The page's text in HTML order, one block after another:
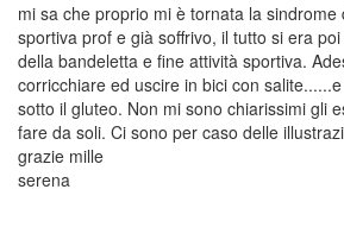
mi sa che proprio mi è tornata la sindrome
sportiva prof e già soffrivo, il tutto si era
della bandeletta e fine attività sportiva.
corricchiare ed uscire in bici con
sotto il gluteo. Non mi sono chiarissimi gli
fare da soli. Ci sono per caso delle
grazie mille
serena